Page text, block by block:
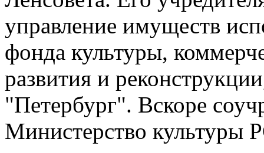
управление имуществ
фонда культуры,
развития и
"Петербург". Вскоре
Министерство культуры